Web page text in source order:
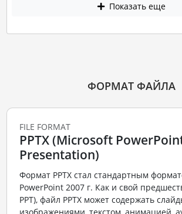
Показать еще
ФОРМАТ ФАЙЛА
FILE FORMAT
PPTX (Microsoft
Presentation)
Формат PPTX стал стандартным
PowerPoint 2007 г. Как и свой
PPT), файл PPTX может содержать